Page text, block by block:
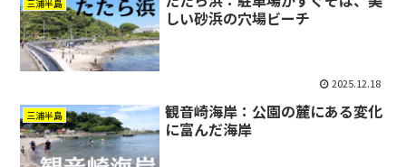
三浦半島
しい砂浜の穴場ビーチ
2025.12.18
三浦半島
観音崎海岸：公園の麓にある変化
に富んだ海岸